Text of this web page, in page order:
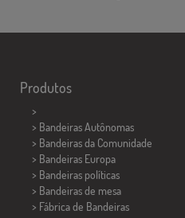
Produtos
>
> Bandeiras Autônomas
> Bandeiras da Comunidade
> Bandeiras Europa
> Bandeiras políticas
> Bandeiras de mesa
> Fábrica de Bandeiras